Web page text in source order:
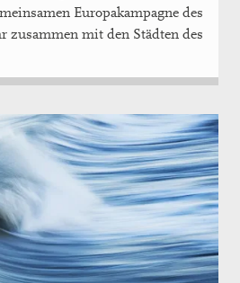
Europakampagne des
zusammen mit den Städten des